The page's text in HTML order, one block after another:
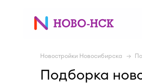
Новостройки Новосибирска
Подборка
Сдан, II-28